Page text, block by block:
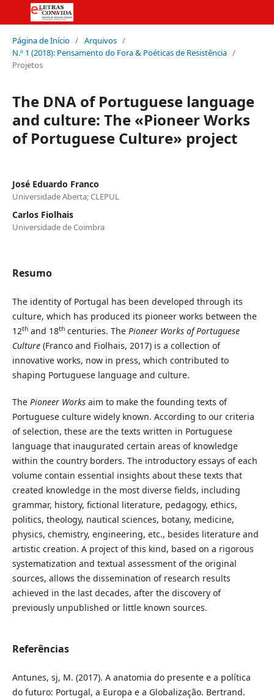
Página de Início / Arquivos /
N.º 1 (2018): Pensamento do Fora & Poéticas de Resistência /
Projetos
The DNA of Portuguese language
and culture: The «Pioneer Works
of Portuguese Culture» project
José Eduardo Franco
Universidade Aberta; CLEPUL
Carlos Fiolhais
Universidade de Coimbra
Resumo
The identity of Portugal has been developed through its
culture, which has produced its pioneer works between the
12thand 18thcenturies. The Pioneer Works of Portuguese
Culture (Franco and Fiolhais, 2017) is a collection of
innovative works, now in press, which contributed to
shaping Portuguese language and culture.
The Pioneer Worksaim to make the founding texts of
Portuguese culture widely known. According to our criteria
of selection, these are the texts written in Portuguese
language that inaugurated certain areas of knowledge
within the country borders. The introductory essays of each
volume contain essential insights about these texts that
created knowledge in the most diverse fields, including
grammar, history, fictional literature, pedagogy, ethics,
politics, theology, nautical sciences, botany, medicine,
physics, chemistry, engineering, etc., besides literature and
artistic creation. A project of this kind, based on a rigorous
systematization and textual assessment of the original
sources, allows the dissemination of research results
achieved in the last decades, after the discovery of
previously unpublished or little known sources.
Referências
Antunes, sj, M. (2017). A anatomia do presente e a política
do futuro: Portugal, a Europa e a Globalização. Bertrand.